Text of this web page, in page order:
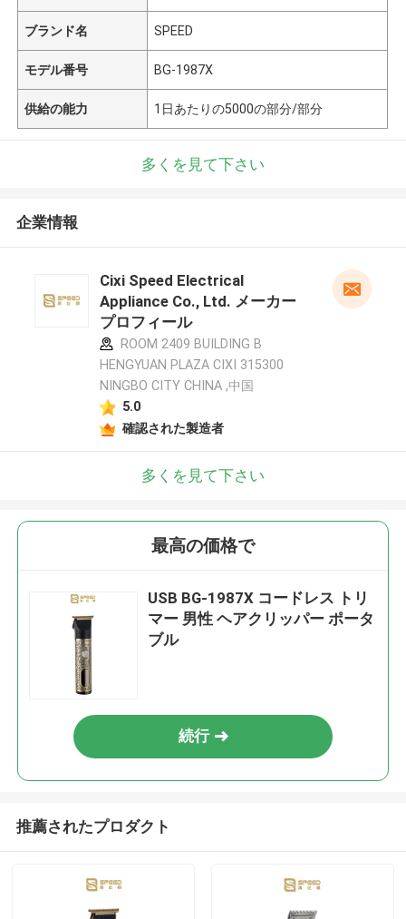
ブランド名 SPEED
モデル番号 BG-1987X
供給の能力 1日あたりの5000の部分/部分
多くを見て下さい
企業情報
Cixi Speed Electrical
Appliance Co., Ltd. メーカー
プロフィール
ROOM 2409 BUILDING B
HENGYUAN PLAZA CIXI 315300
NINGBO CITY CHINA ,中国
5.0
確認された製造者
多くを見て下さい
最高の価格で
USB BG-1987X コードレス トリ
マー 男性 ヘアクリッパー ポータ
ブル
続行
推薦されたプロダクト